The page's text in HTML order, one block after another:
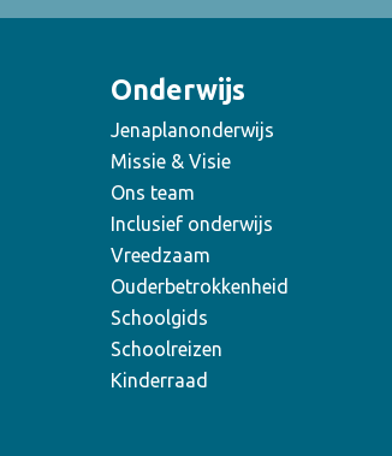
Onderwijs
Jenaplanonderwijs
Missie & Visie
Ons team
Inclusief onderwijs
Vreedzaam
Ouderbetrokkenheid
Schoolgids
Schoolreizen
Kinderraad